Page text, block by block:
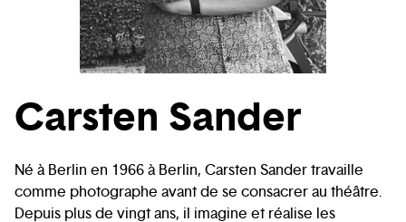
Carsten Sander
Né à Berlin en 1966 à Berlin, Carsten Sander travaille
comme photographe avant de se consacrer au théâtre.
Depuis plus de vingt ans, il imagine et réalise les